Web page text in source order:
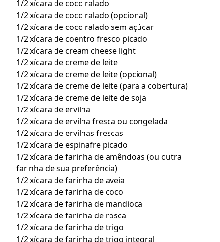
1/2 xícara de coco ralado
1/2 xícara de coco ralado (opcional)
1/2 xícara de coco ralado sem açúcar
1/2 xícara de coentro fresco picado
1/2 xícara de cream cheese light
1/2 xícara de creme de leite
1/2 xícara de creme de leite (opcional)
1/2 xícara de creme de leite (para a cobertura)
1/2 xícara de creme de leite de soja
1/2 xícara de ervilha
1/2 xícara de ervilha fresca ou congelada
1/2 xícara de ervilhas frescas
1/2 xícara de espinafre picado
1/2 xícara de farinha de amêndoas (ou outra
farinha de sua preferência)
1/2 xícara de farinha de aveia
1/2 xícara de farinha de coco
1/2 xícara de farinha de mandioca
1/2 xícara de farinha de rosca
1/2 xícara de farinha de trigo
1/2 xícara de farinha de trigo integral